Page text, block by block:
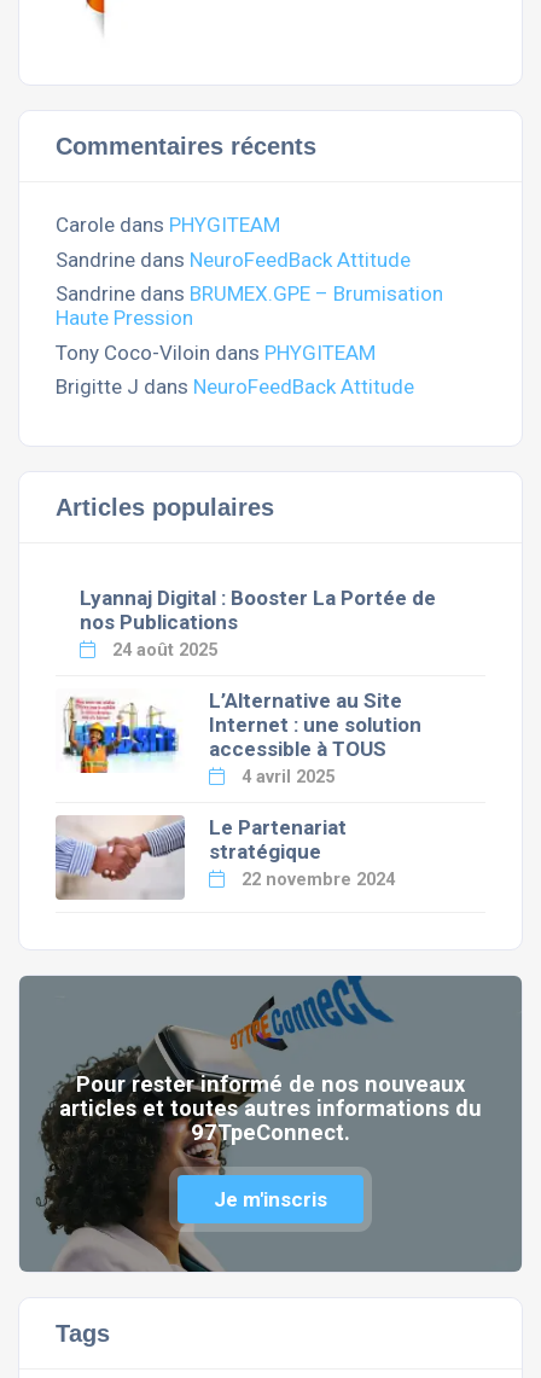
Commentaires récents
Carole dans PHYGITEAM
Sandrine dans NeuroFeedBack Attitude
Sandrine dans BRUMEX.GPE – Brumisation
Haute Pression
Tony Coco-Viloin dans PHYGITEAM
Brigitte J dans NeuroFeedBack Attitude
Articles populaires
Lyannaj Digital : Booster La Portée de
nos Publications
24 août 2025
L’Alternative au Site
Internet : une solution
accessible à TOUS
4 avril 2025
Le Partenariat
stratégique
22 novembre 2024
Pour rester informé de nos nouveaux
articles et toutes autres informations du
97TpeConnect.
Je m'inscris
Tags